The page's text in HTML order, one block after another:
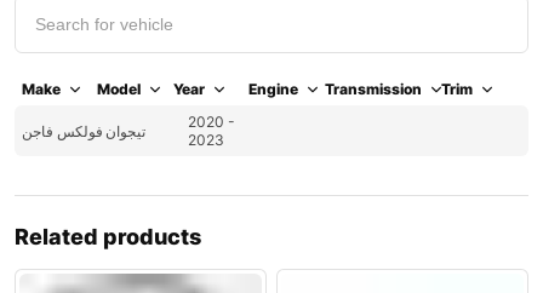
Make Model Year Engine Transmission Trim
فولكس فاجن تيجوان
2020 -
2023
Related products